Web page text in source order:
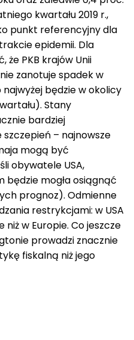
kwartału 2019 r.,
punkt referencyjny dla
epidemii. Dla
PKB krajów Unii
zanotuje spadek w
będzie w okolicy
Stany
bardziej
– najnowsze
mogą być
obywatele USA,
będzie mogła osiągnąć
prognoz). Odmienne
restrykcjami: w USA
niż w Europie. Co jeszcze
prowadzi znacznie
fiskalną niż jego